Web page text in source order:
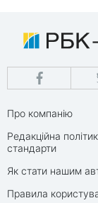
Про компанію
Редакційна
стандарти
Як стати нашим
Правила